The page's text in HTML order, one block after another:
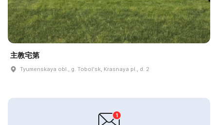
主教宅第
Tyumenskaya obl., g. Tobolʹsk, Krasnaya pl., d. 2